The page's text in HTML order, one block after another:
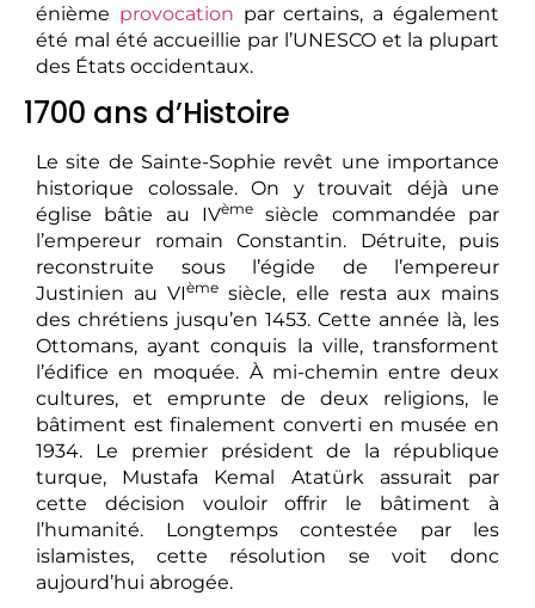
énième provocation par certains, a également
été mal été accueillie par l’UNESCO et la plupart
des États occidentaux.
1700 ans d’Histoire
Le site de Sainte-Sophie revêt une importance
historique colossale. On y trouvait déjà une
église bâtie au IVème
siècle commandée par
l’empereur romain Constantin. Détruite, puis
reconstruite sous l’égide de l’empereur
Justinien au VIème siècle, elle resta aux mains
des chrétiens jusqu’en 1453. Cette année là, les
Ottomans, ayant conquis la ville, transforment
l’édifice en moquée. À mi-chemin entre deux
cultures, et emprunte de deux religions, le
bâtiment est finalement converti en musée en
1934. Le premier président de la république
turque, Mustafa Kemal Atatürk assurait par
cette décision vouloir offrir le bâtiment à
l’humanité. Longtemps contestée par les
islamistes, cette résolution se voit donc
aujourd’hui abrogée.